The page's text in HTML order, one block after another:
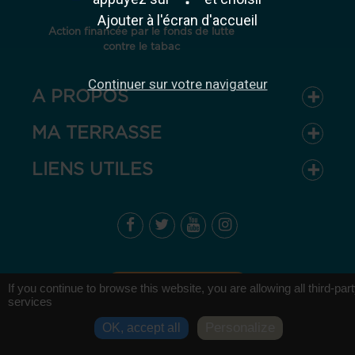
Action financée par le fonds de lutte
contre le tabac
A PROPOS
MA TERRASSE
LIENS UTILES
Retour en haut
Ajouter à l'écran d'accueil
Continuer sur votre navigateur
If you continue to browse this website, you are allowing all third-
services
OK, accept all